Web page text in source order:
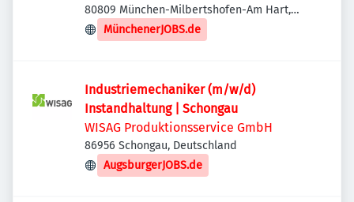
80809 München-Milbertshofen-Am Hart,
Deutschland
MünchenerJOBS.de
Industriemechaniker (m/w/d)
Instandhaltung | Schongau
WISAG Produktionsservice GmbH
86956 Schongau, Deutschland
AugsburgerJOBS.de